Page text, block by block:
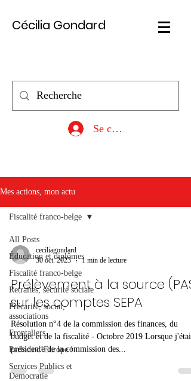
Cécilia Gondard
Se connecter
Mes actions, mon actu
All Posts
Éducation et diplômes
Fiscalité franco-belge
Retraites, sécurité sociale
Précarité, social,
associations
Frontaliers
Parlons d’Europe !
Services Publics et
Democratie
Fiscalité franco-belge
ceciliagondard
30 oct. 2023
1 min de lecture
Prélèvement à la source (PAS)
sur les comptes SEPA
Résolution n°4 de la commission des finances, du
budget et de la fiscalité - Octobre 2019 Lorsque j'étais
présidente de la commission des...